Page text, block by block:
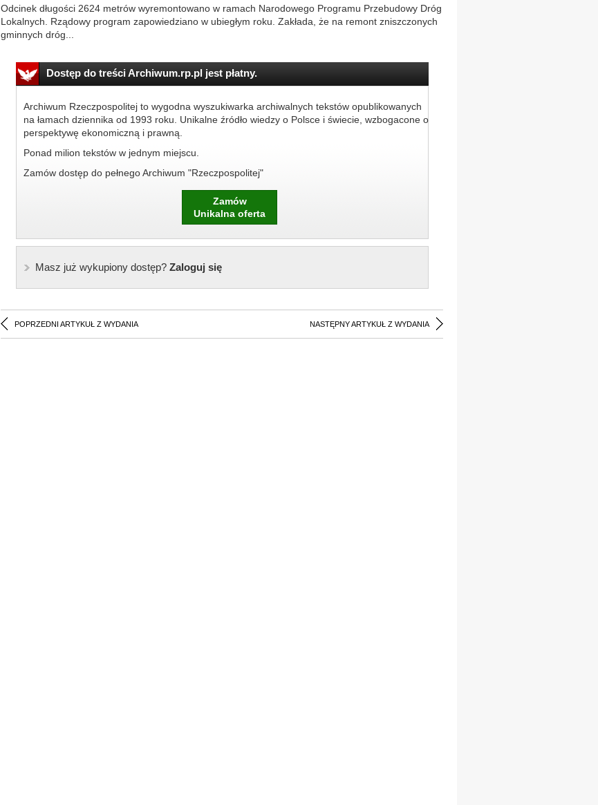
Odcinek długości 2624 metrów wyremontowano w ramach Narodowego Programu Przebudowy Dróg
Lokalnych. Rządowy program zapowiedziano w ubiegłym roku. Zakłada, że na remont zniszczonych
gminnych dróg...
Dostęp do treści Archiwum.rp.pl jest płatny.
Archiwum Rzeczpospolitej to wygodna wyszukiwarka archiwalnych tekstów opublikowanych
na łamach dziennika od 1993 roku. Unikalne źródło wiedzy o Polsce i świecie, wzbogacone o
perspektywę ekonomiczną i prawną.
Ponad milion tekstów w jednym miejscu.
Zamów dostęp do pełnego Archiwum "Rzeczpospolitej"
Zamów
Unikalna oferta
Masz już wykupiony dostęp?Zaloguj się
POPRZEDNI ARTYKUŁ Z WYDANIA NASTĘPNY ARTYKUŁ Z WYDANIA